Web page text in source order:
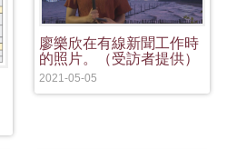
廖樂欣在有線新聞工作時
的照片。（受訪者提供）
2021-05-05